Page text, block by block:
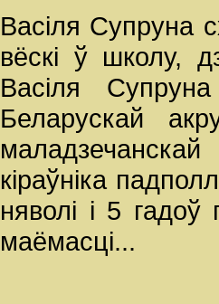
Васіля Супруна
вёскі ў школу,
Васіля
Беларускай
маладзечанскай
кіраўніка
няволі і 5
маёмасці...